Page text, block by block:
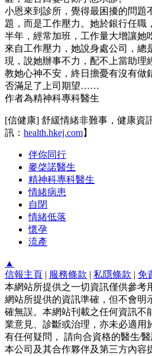
小恩來到診所，覺得最困擾的問題
題，而是工作壓力。她於銀行任職
半年，經常加班，工作量大增讓她
來自工作壓力，她說身處公司，總
現，說她辦事不力，配不上當助理
教她心神不安，終日擔憂有沒有做
否滿足了上司期望……
作者為精神科專科醫生
[信健康] 舒緩情緒非難事，健康資
訊： health.hkej.com】
伴你同行
麥棨諾醫生
精神科專科醫生
情緒病患
自閉
情緒低落
懷孕
流產
▲
信報主頁 | 服務條款 | 私隱條款 | 免
本網站所提供之一切資訊僅供參考
網站所提供的資訊準確，但不會明
確無誤。本網站刊載之任何資訊不
業意見、診斷或治理，亦未必適用
有任何疑問， 請向合資格的醫生∕醫
本公司及其合作夥伴及第三方內容